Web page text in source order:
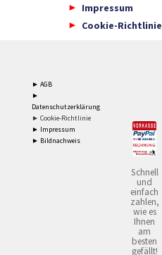
Impressum
Cookie-Richtlinie
► AGB
►
Datenschutzerklärung
► Cookie-Richtlinie
► Impressum
► Bildnachweis
Schnell
und
einfach
zahlen,
wie es
Ihnen
am
besten
gefällt!